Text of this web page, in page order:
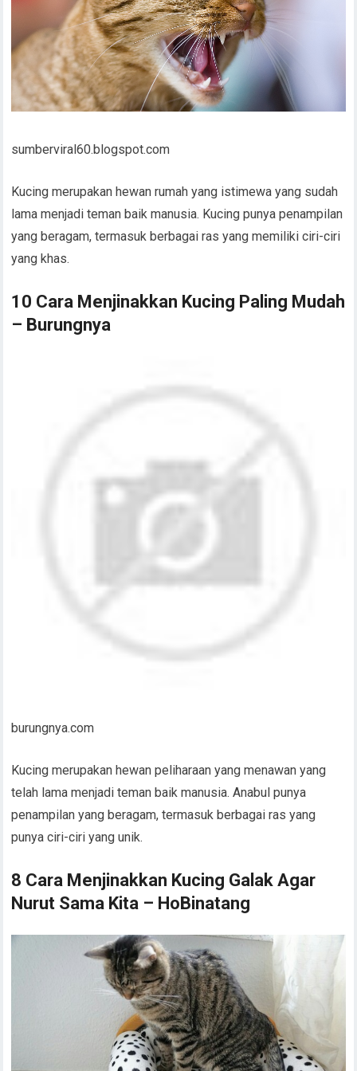
sumberviral60.blogspot.com
Kucing merupakan hewan rumah yang istimewa yang sudah
lama menjadi teman baik manusia. Kucing punya penampilan
yang beragam, termasuk berbagai ras yang memiliki ciri-ciri
yang khas.
10 Cara Menjinakkan Kucing Paling Mudah
– Burungnya
burungnya.com
Kucing merupakan hewan peliharaan yang menawan yang
telah lama menjadi teman baik manusia. Anabul punya
penampilan yang beragam, termasuk berbagai ras yang
punya ciri-ciri yang unik.
8 Cara Menjinakkan Kucing Galak Agar
Nurut Sama Kita – HoBinatang